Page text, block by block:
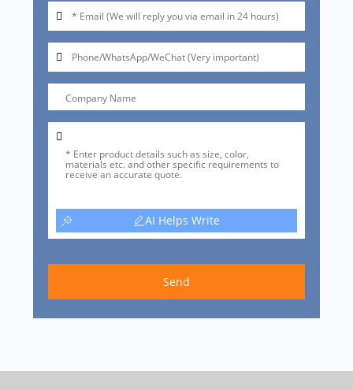
AI Helps Write
Send